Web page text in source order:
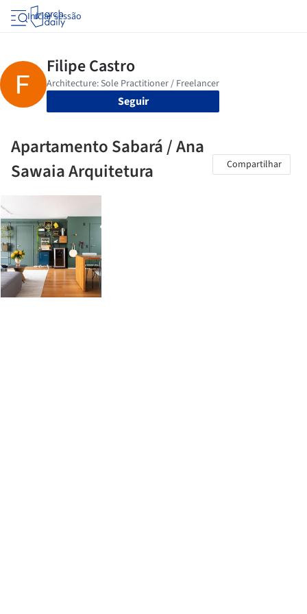
Iniciar sessão
Seguir
Apartamento Sabará / Ana
Sawaia Arquitetura
Compartilhar